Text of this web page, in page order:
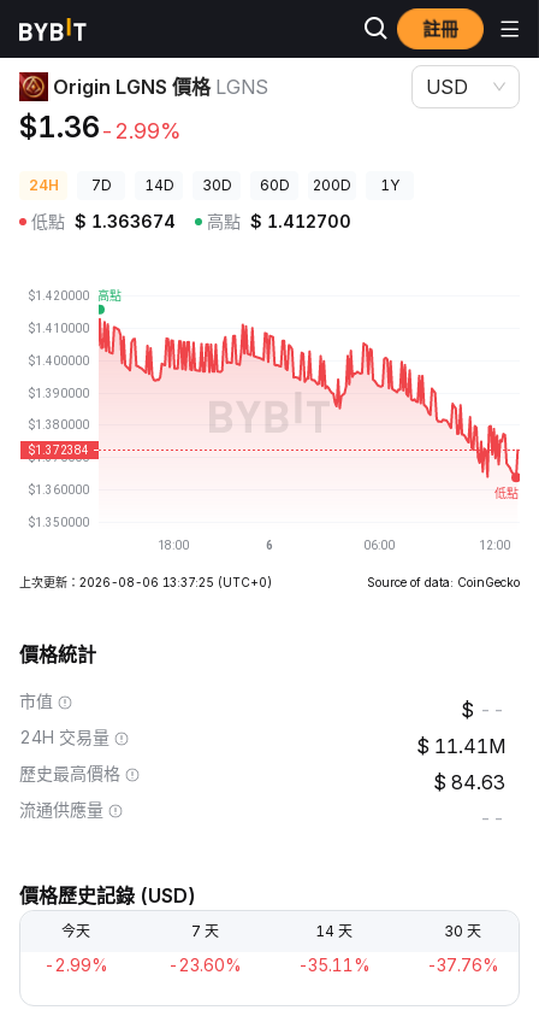
註冊
加密貨幣價格
Origin LGNS 價格 LGNS
$1.36-2.99%
USD
24H 7D 14D 30D 60D 200D 1Y
低點 $ 1.363674 高點 $ 1.412700
上次更新：2026-08-06 13:37:25 (UTC+0) Source of data: CoinGecko
價格統計
市值 --
24H 交易量 11.41M
歷史最高價格 84.63
流通供應量 --
價格歷史記錄 (USD)
今天 7 天 14 天 30 天
-2.99% -23.60% -35.11% -37.76%